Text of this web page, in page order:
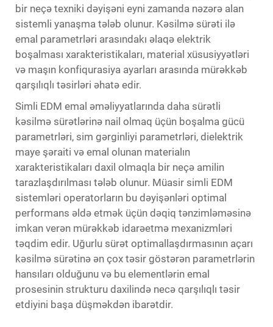
bir neçə texniki dəyişəni eyni zamanda nəzərə alan
sistemli yanaşma tələb olunur. Kəsilmə sürəti ilə
emal parametrləri arasındakı əlaqə elektrik
boşalması xarakteristikaları, material xüsusiyyətləri
və maşın konfiqurasiya ayarları arasında mürəkkəb
qarşılıqlı təsirləri əhatə edir.
Simli EDM emal əməliyyatlarında daha sürətli
kəsilmə sürətlərinə nail olmaq üçün boşalma gücü
parametrləri, sim gərginliyi parametrləri, dielektrik
maye şəraiti və emal olunan materialın
xarakteristikaları daxil olmaqla bir neçə amilin
tarazlaşdırılması tələb olunur. Müasir simli EDM
sistemləri operatorların bu dəyişənləri optimal
performans əldə etmək üçün dəqiq tənzimləməsinə
imkan verən mürəkkəb idarəetmə mexanizmləri
təqdim edir. Uğurlu sürət optimallaşdırmasının açarı
kəsilmə sürətinə ən çox təsir göstərən parametrlərin
hansıları olduğunu və bu elementlərin emal
prosesinin strukturu daxilində necə qarşılıqlı təsir
etdiyini başa düşməkdən ibarətdir.